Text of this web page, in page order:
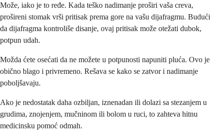
Može, iako je to ređe. Kada teško nadimanje proširi vaša creva,
prošireni stomak vrši pritisak prema gore na vašu dijafragmu. Budući
da dijafragma kontroliše disanje, ovaj pritisak može otežati dubok,
potpun udah.
Možda ćete osećati da ne možete u potpunosti napuniti pluća. Ovo je
obično blago i privremeno. Rešava se kako se zatvor i nadimanje
poboljšavaju.
Ako je nedostatak daha ozbiljan, iznenadan ili dolazi sa stezanjem u
grudima, znojenjem, mučninom ili bolom u ruci, to zahteva hitnu
medicinsku pomoć odmah.